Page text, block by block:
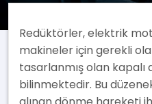
Redüktörler, elektrik
makineler için gerekli
tasarlanmış olan
bilinmektedir. Bu